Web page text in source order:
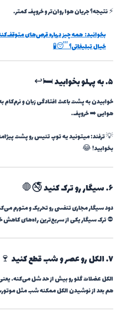
⚡ نتیجه؟ جریان هوا روان‌تر و خروپف کمتر.
بخوانید:همه چیز درباره قرص‌های
خیال تبلیغاتی؟ 😴🧪
۵. به پهلو بخوابید 🛏️↩️
خوابیدن به پشت باعث افتادگی زبان و
هوایی ➡️ خروپف.
💡 ترفند: میتونید یه توپ تنیس رو پشت پیژامه
بخوابید! 😂
۶. سیگار رو ترک کنید 🚭🛑
دود سیگار مجاری تنفسی رو تحریک و متورم
⛔ ترک سیگار یکی از سریع‌ترین راه‌های کاهش
۷. الکل رو عصر و شب قطع کنید 🍷❌
الکل عضلات گلو رو بیش از حد شل می‌کنه.
هم بعد از نوشیدن الکل ممکنه شب مثل